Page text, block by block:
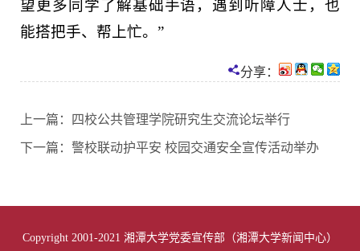
望更多同学了解基础手语，遇到听障人士，也
能搭把手、帮上忙。”
分享：
上一篇： 四校公共管理学院研究生交流论坛举行
下一篇： 警校联动护平安 校园交通安全宣传活动举办
Copyright 2001-2021 湘潭大学党委宣传部（湘潭大学新闻中心）